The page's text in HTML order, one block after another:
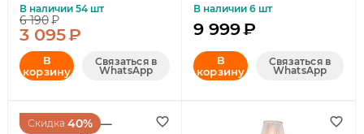
В наличии 54 шт
6 190₽
3 095₽
В
корзину
Связаться в
WhatsApp
В наличии 6 шт
9 999₽
В
корзину
Связаться в
WhatsApp
Скидка 40%